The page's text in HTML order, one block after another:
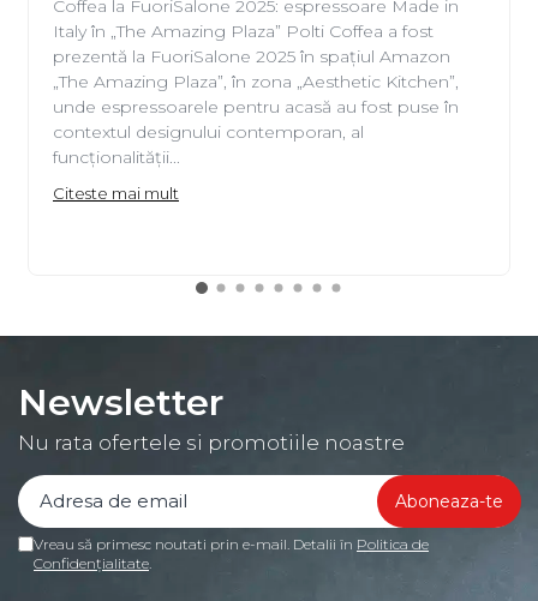
Coffea la FuoriSalone 2025: espressoare Made in
Italy în „The Amazing Plaza” Polti Coffea a fost
prezentă la FuoriSalone 2025 în spațiul Amazon
„The Amazing Plaza”, în zona „Aesthetic Kitchen”,
unde espressoarele pentru acasă au fost puse în
contextul designului contemporan, al
funcționalității...
Citeste mai mult
Newsletter
Nu rata ofertele si promotiile noastre
Vreau să primesc noutati prin e-mail. Detalii în Politica de
Confidențialitate.